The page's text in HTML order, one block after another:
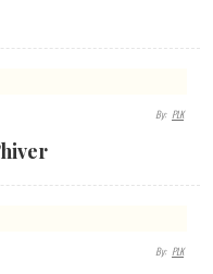
By: PLK
By: PLK